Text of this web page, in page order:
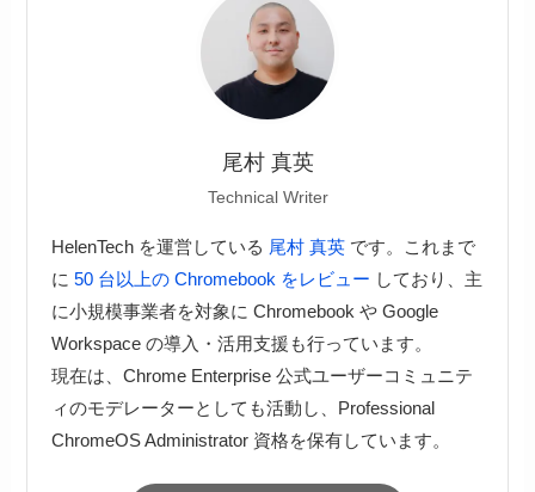
尾村 真英
Technical Writer
HelenTech を運営している 尾村 真英です。これまで
に 50 台以上の Chromebook をレビュー しており、主
に小規模事業者を対象に Chromebook や Google
Workspace の導入・活用支援も行っています。
現在は、Chrome Enterprise 公式ユーザーコミュニテ
ィのモデレーターとしても活動し、Professional
ChromeOS Administrator 資格を保有しています。